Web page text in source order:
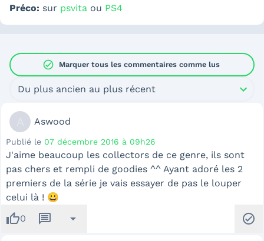
Préco: sur psvita ou PS4
check_circle Marquer tous les commentaires comme lus
Du plus ancien au plus récent
Aswood
Publié le 07 décembre 2016 à 09h26
J'aime beaucoup les collectors de ce genre, ils sont
pas chers et rempli de goodies ^^ Ayant adoré les 2
premiers de la série je vais essayer de pas le louper
celui là ! 😀
thumb_up0 message arrow_drop_down check_circle